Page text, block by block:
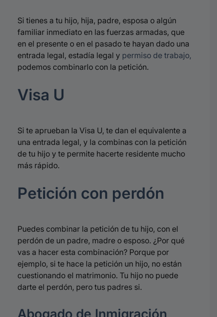
Si tienes a tu hijo, hija, padre, esposa o algún
familiar inmediato en las fuerzas armadas, que
en el presente o en el pasado te hayan dado una
entrada legal, estadía legal y permiso de trabajo,
podemos combinarlo con la petición.
Visa U
Si te aprueban la Visa U, te dan el equivalente a
una entrada legal, y la combinas con la petición
de tu hijo y te permite hacerte residente mucho
más rápido.
Petición con perdón
Puedes combinar la petición de tu hijo, con el
perdón de un padre, madre o esposo. ¿Por qué
vas a hacer esta combinación? Porque por
ejemplo, si te hace la petición un hijo, no están
cuestionando el matrimonio. Tu hijo no puede
darte el perdón, pero tus padres si.
Abogado de Inmigración